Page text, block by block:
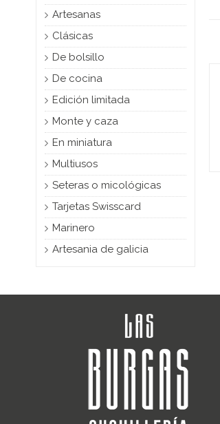
Artesanas
Clásicas
De bolsillo
De cocina
Edición limitada
Monte y caza
En miniatura
Multiusos
Seteras o micológicas
Tarjetas Swisscard
Marinero
Artesania de galicia